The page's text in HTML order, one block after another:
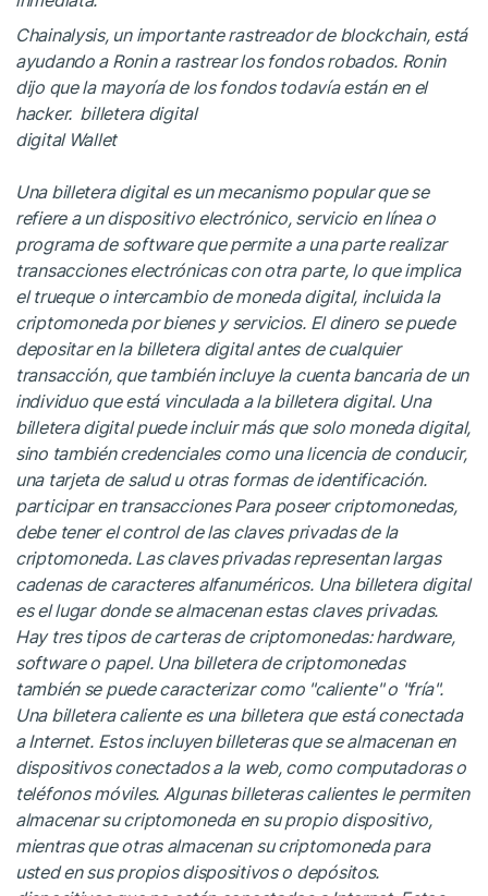
Chainalysis, un importante rastreador de blockchain, está
ayudando a Ronin a rastrear los fondos robados. Ronin
dijo que la mayoría de los fondos todavía están en el
hacker. billetera digital
digital Wallet
Una billetera digital es un mecanismo popular que se
refiere a un dispositivo electrónico, servicio en línea o
programa de software que permite a una parte realizar
transacciones electrónicas con otra parte, lo que implica
el trueque o intercambio de moneda digital, incluida la
criptomoneda por bienes y servicios. El dinero se puede
depositar en la billetera digital antes de cualquier
transacción, que también incluye la cuenta bancaria de un
individuo que está vinculada a la billetera digital. Una
billetera digital puede incluir más que solo moneda digital,
sino también credenciales como una licencia de conducir,
una tarjeta de salud u otras formas de identificación.
participar en transacciones Para poseer criptomonedas,
debe tener el control de las claves privadas de la
criptomoneda. Las claves privadas representan largas
cadenas de caracteres alfanuméricos. Una billetera digital
es el lugar donde se almacenan estas claves privadas.
Hay tres tipos de carteras de criptomonedas: hardware,
software o papel. Una billetera de criptomonedas
también se puede caracterizar como "caliente" o "fría".
Una billetera caliente es una billetera que está conectada
a Internet. Estos incluyen billeteras que se almacenan en
dispositivos conectados a la web, como computadoras o
teléfonos móviles. Algunas billeteras calientes le permiten
almacenar su criptomoneda en su propio dispositivo,
mientras que otras almacenan su criptomoneda para
usted en sus propios dispositivos o depósitos.